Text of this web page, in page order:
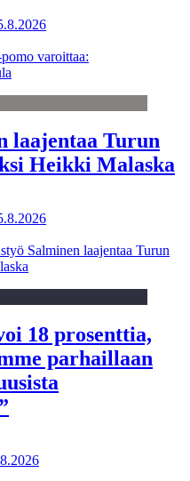
varoittaa:
laajentaa Turun
Heikki Malaska
Salminen laajentaa Turun
18 prosenttia,
parhaillaan